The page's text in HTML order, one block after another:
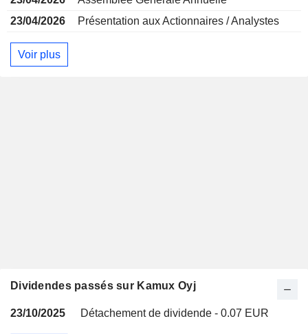
23/04/2026
Présentation aux Actionnaires / Analystes
Voir plus
Dividendes passés sur Kamux Oyj
23/10/2025 Détachement de dividende - 0.07 EUR